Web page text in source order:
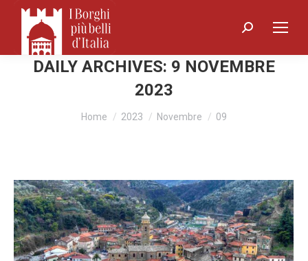
Search:
DAILY ARCHIVES: 9 NOVEMBRE
2023
You are here:
Home 2023 Novembre 09